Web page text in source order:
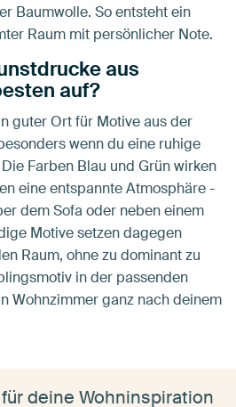
Baumwolle. So entsteht ein
Raum mit persönlicher Note.
aus
auf?
guter Ort für Motive aus der
wenn du eine ruhige
Farben Blau und Grün wirken
eine entspannte Atmosphäre -
dem Sofa oder neben einem
Motive setzen dagegen
Raum, ohne zu dominant zu
in der passenden
Wohnzimmer ganz nach deinem
deine Wohninspiration